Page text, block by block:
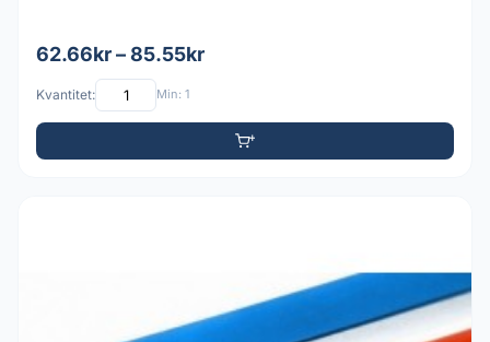
62.66kr – 85.55kr
Kvantitet: Min: 1